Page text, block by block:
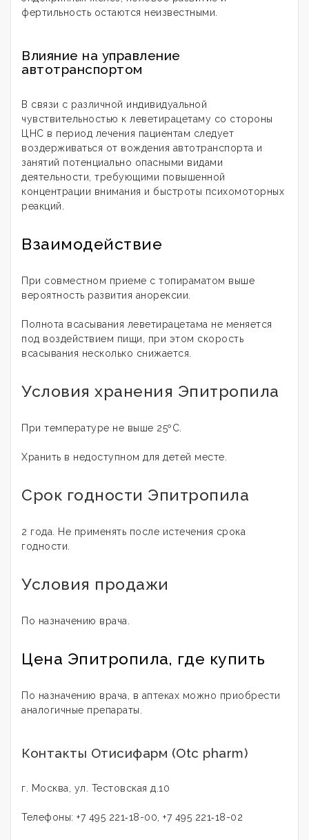
фертильность остаются неизвестными.
Влияние на управление
автотранспортом
В связи с различной индивидуальной
чувствительностью к леветирацетаму со стороны
ЦНС в период лечения пациентам следует
воздерживаться от вождения автотранспорта и
занятий потенциально опасными видами
деятельности, требующими повышенной
концентрации внимания и быстроты психомоторных
реакций.
Взаимодействие
При совместном приеме с топираматом выше
вероятность развития анорексии.
Полнота всасывания леветирацетама не меняется
под воздействием пищи, при этом скорость
всасывания несколько снижается.
Условия хранения Эпитропила
При температуре не выше 25ºС.
Хранить в недоступном для детей месте.
Срок годности Эпитропила
2 года. Не применять после истечения срока
годности.
Условия продажи
По назначению врача.
Цена Эпитропила, где купить
По назначению врача, в аптеках можно приобрести
аналогичные препараты.
Контакты Отисифарм (Otc pharm)
г. Москва, ул. Тестовская д.10
Телефоны: +7 495 221‑18-00, +7 495 221‑18-02